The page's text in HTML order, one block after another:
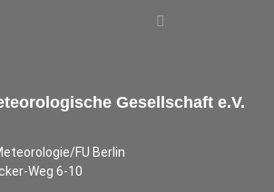
Gesellschaft e.V.
FU Berlin
Weg 6-10